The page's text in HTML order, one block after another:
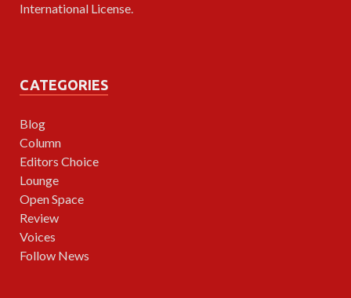
International License.
CATEGORIES
Blog
Column
Editors Choice
Lounge
Open Space
Review
Voices
Follow News